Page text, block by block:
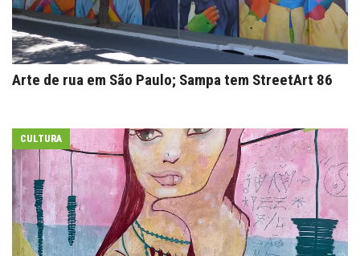
Arte de rua em São Paulo; Sampa tem StreetArt 86
CULTURA